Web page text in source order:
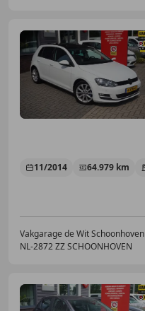
11/2014 64.979 km
Vakgarage de Wit Schoonhoven
NL-2872 ZZ SCHOONHOVEN